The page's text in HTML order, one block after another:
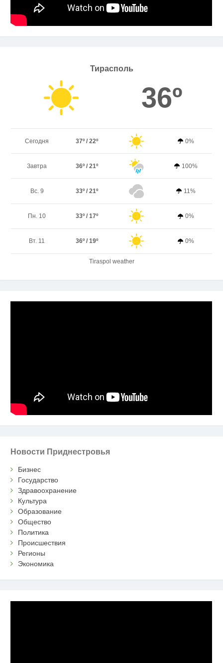
Тирасполь
36º
Сегодня 37º / 22º 0%
Завтра 36º / 21º 100%
Вс. 9 33º / 21º 11%
Пн. 10 33º / 17º 0%
Вт. 11 36º / 19º 0%
Tiraspol weather
Новости Приднестровья
Бизнес
Государство
Здравоохранение
Культура
Образование
Общество
Политика
Происшествия
Регионы
Экономика